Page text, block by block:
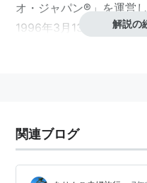
オ・ジャパン®」を運営
1996年3月13日に大阪市
の企画及び調査等を目的
バーサル企画株式会社を
1996年2月、米国法人エ
解説の
関連ブログ